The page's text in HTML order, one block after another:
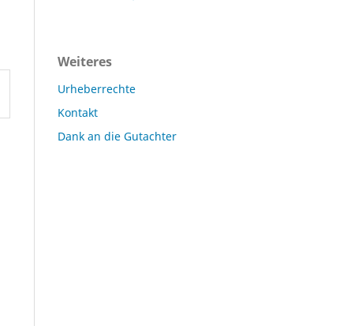
Weiteres
Urheberrechte
Kontakt
Dank an die Gutachter